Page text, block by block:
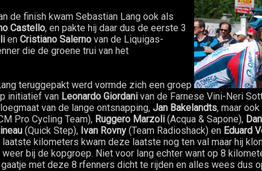
de finish kwam Sebastian Lang ook als
Castello, en pakte hij daar dus de eerste 3
en Cristiano Salerno van de Liquigas-
die de groene trui van het
teruggepakt werd vormde zich een groep
initiatief van Leonardo Giordani van de Farnese Vini-Neri
van de lange ontsnapping, Jan Bakelandts, maar ook
Pro Cycling Team), Ruggero Marzoli (Acqua & Sapone),
(Quick Step), Ivan Rovny (Team Radioshack) en Eduard
laatste kilometers kwam deze laatste nog ten val maar hij
bij de kopgroep. Niet voor lang echter want op 8
met deze 8 rfenners dicht te rijden en alles wees dus